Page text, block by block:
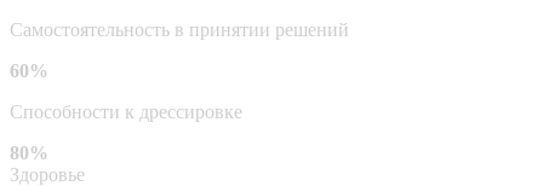
Самостоятельность в принятии решений
60%
Способности к дрессировке
80%
Здоровье